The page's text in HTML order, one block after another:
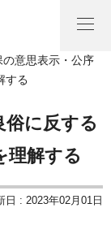
の意思表示・公序
する
俗に反する
理解する
日 : 2023年02月01日